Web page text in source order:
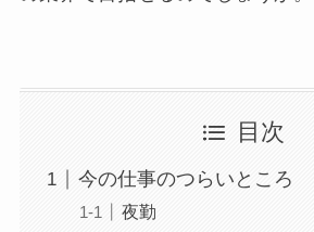
目次
今の仕事のつらいところ
夜勤